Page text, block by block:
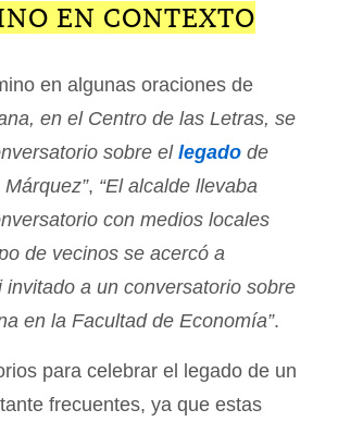
EN CONTEXTO
en algunas oraciones de
en el Centro de las Letras, se
sobre el legado de
, “El alcalde llevaba
con medios locales
de vecinos se acercó a
invitado a un conversatorio sobre
en la Facultad de Economía”.
para celebrar el legado de un
frecuentes, ya que estas